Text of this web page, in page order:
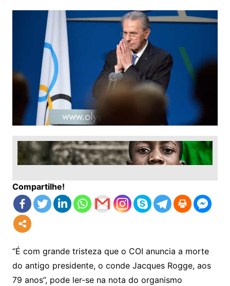
Compartilhe!
“É com grande tristeza que o COI anuncia a morte
do antigo presidente, o conde Jacques Rogge, aos
79 anos”, pode ler-se na nota do organismo